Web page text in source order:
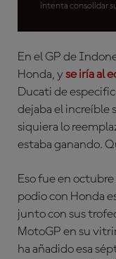
intenta consolidar
En el GP de
Honda, yse iría al
Ducati de
dejaba el increíble
siquiera lo
estaba ganando.
Eso fue en
podio con Honda
junto con sus
MotoGP en su
ha añadido esa